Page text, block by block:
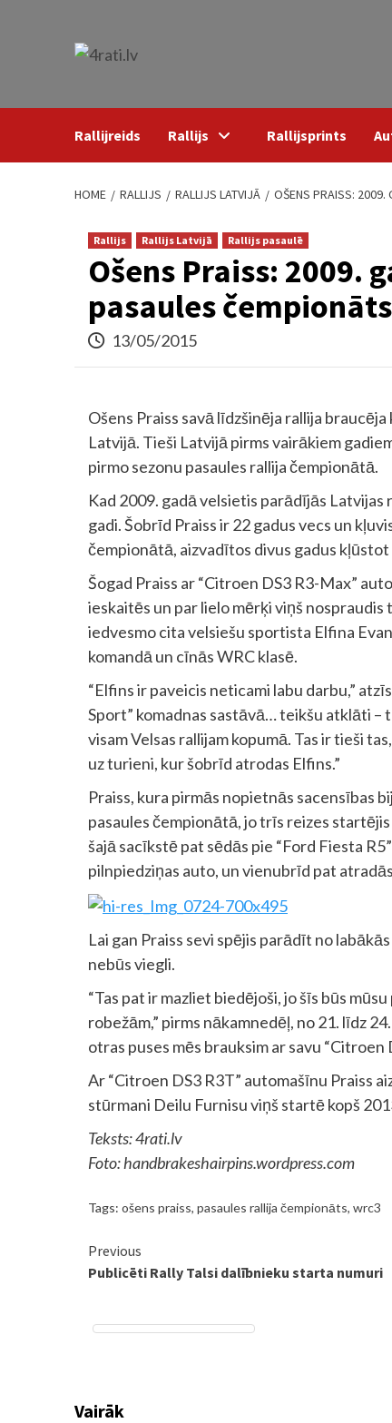
Rallijreids Rallijs Rallijsprints
HOME RALLIJS RALLIJS LATVIJĀ OŠENS PRAISS: 2009.
Rallijs Rallijs Latvijā Rallijs pasaulē
Ošens Praiss: 2009.
pasaules čempionāts
13/05/2015
Ošens Praiss savā līdzšinēja rallija
Latvijā. Tieši Latvijā pirms vairākiem
pirmo sezonu pasaules rallija čempionātā.
Kad 2009. gadā velsietis parādījās
gadi. Šobrīd Praiss ir 22 gadus vecs un
čempionātā, aizvadītos divus gadus
Šogad Praiss ar “Citroen DS3 R3-Max”
ieskaitēs un par lielo mērķi viņš nospraudis
iedvesmo cita velsiešu sportista Elfina
komandā un cīnās WRC klasē.
“Elfins ir paveicis neticami labu darbu,”
Sport” komadnas sastāvā… teikšu atklāti –
visam Velsas rallijam kopumā. Tas ir tieši
uz turieni, kur šobrīd atrodas Elfins.”
Praiss, kura pirmās nopietnās sacensības
pasaules čempionātā, jo trīs reizes
šajā sacīkstē pat sēdās pie “Ford Fiesta
pilnpiedziņas auto, un vienubrīd pat
Lai gan Praiss sevi spējis parādīt no
nebūs viegli.
“Tas pat ir mazliet biedējoši, jo šīs būs
robežām,” pirms nākamnedēļ, no 21. līdz
otras puses mēs brauksim ar savu “Citroen
Ar “Citroen DS3 R3T” automašīnu Praiss
stūrmani Deilu Furnisu viņš startē kopš
Teksts: 4rati.lv
Foto: handbrakeshairpins.wordpress.com
Tags: ošens praiss, pasaules rallija čempionāts, wrc3
Continue
Reading
Previous
Publicēti Rally Talsi dalībnieku starta numuri
Vairāk